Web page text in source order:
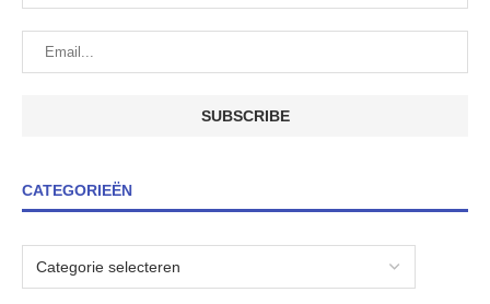
CATEGORIEËN